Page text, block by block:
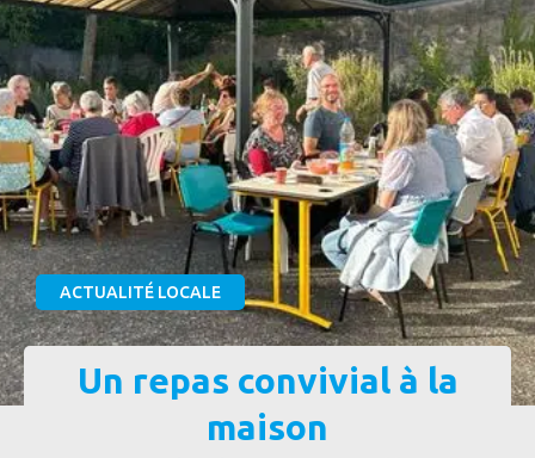
ACTUALITÉ LOCALE
Un repas convivial à la
maison